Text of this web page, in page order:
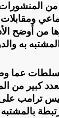
من أوضح
به
عما
بعدد كبير من
ترامب